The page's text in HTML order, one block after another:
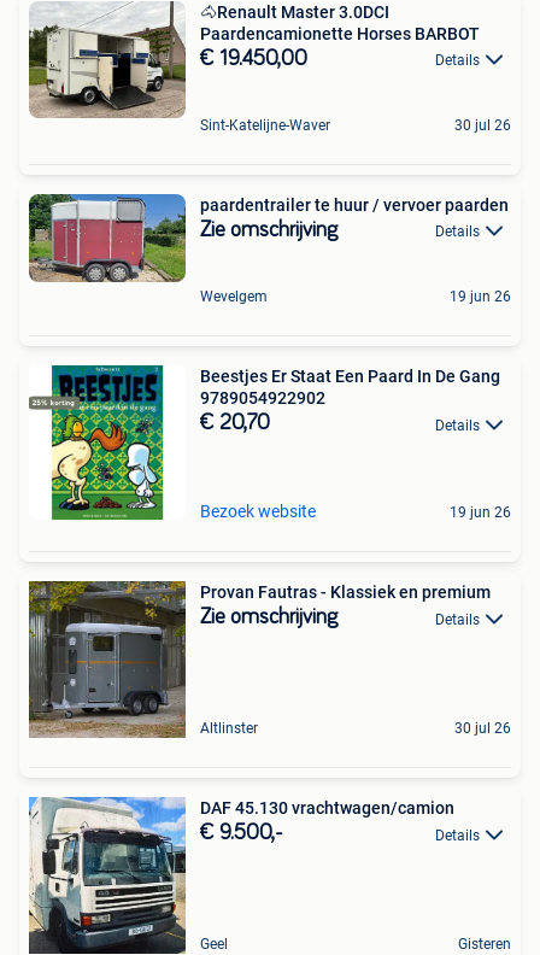
🐴Renault Master 3.0DCI
Paardencamionette Horses BARBOT
€ 19.450,00 Details
Sint-Katelijne-Waver 30 jul 26
paardentrailer te huur / vervoer paarden
Zie omschrijving Details
Wevelgem 19 jun 26
Beestjes Er Staat Een Paard In De Gang
9789054922902
€ 20,70 Details
Bezoek website 19 jun 26
Provan Fautras - Klassiek en premium
Zie omschrijving Details
Altlinster 30 jul 26
DAF 45.130 vrachtwagen/camion
€ 9.500,- Details
Geel Gisteren